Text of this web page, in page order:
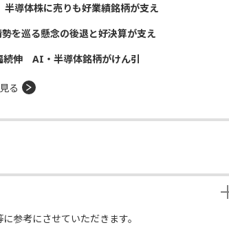
導体株に売りも好業績銘柄が支え
を巡る懸念の後退と好決算が支え
続伸 AI・半導体銘柄がけん引
る
参考にさせていただきます。